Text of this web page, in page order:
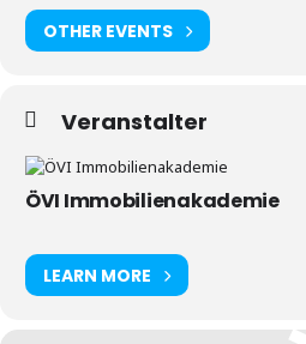
OTHER EVENTS
Veranstalter
ÖVI Immobilienakademie
LEARN MORE